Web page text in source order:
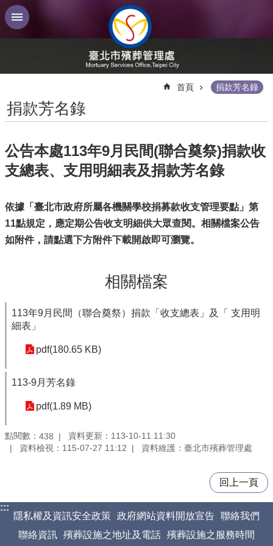
跳到主要內容區塊
首頁 捐款芳名錄
捐款芳名錄
公告本處113年9月民間(聯合奠祭)捐款收
支總表、支用明細表及捐款芳名錄
依據「臺北市政府所屬各機關學校捐募款收支管理要點」第
11點規定，應定期公告收支明細供大眾查閱。相關檔案公告
如附件，請點選下方附件下載開啟即可瀏覽。
相關檔案
113年9月民間（聯合奠祭）捐款「收支總表」及「 支用明
細表」
pdf(180.65 KB)
113-9月芳名錄
pdf(1.89 MB)
點閱數： 438
資料更新：113-10-11 11:30
資料檢視：115-07-27 11:12
資料維護：臺北市殯葬管理處
回上一頁
:::
隱私權及資訊安全政策 政府網站資料開放宣告 聯絡我們
聯絡資訊 殯葬設施之地址及電話 殯葬設施之服務時間